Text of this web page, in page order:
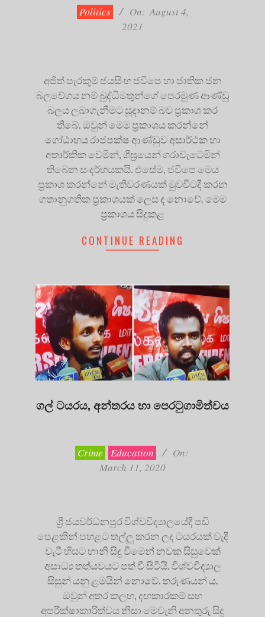
Politics On: August 4,
2021
අජිත් පැරකුම් ජයසිංහ ජවිපෙ හා ජාතික ජන
බලවේගය නම් බුද්ධිමතුන්ගේ පෙරමුණ ආණ්ඩු
බලය ලබාගැනීමට සූදානම් බව ප්‍රකාශ කර
තිබේ. ඔවුන් මෙම ප්‍රකාශය කරන්නේ
ගෝඨාභය රාජපක්ෂ ආණ්ඩුව අසාර්ථක හා
අතාර්කික වෙමින්, ශීඝ්‍රයෙන් ගරාවැටෙමින්
තිබෙන සංදර්භයකයි. එසේම, ජවිපෙ මෙය
ප්‍රකාශ කරන්නේ මැතිවරණයක් මුවවිටදී කරන
ගතානුගතික ප්‍රකාශයක් ලෙස ද නොවේ. මෙම
ප්‍රකාශය සිදුකළ
CONTINUE READING
ගල් ටයරය, අන්තරය හා පෙරටුගාමිත්වය
Crime Education
On:
March 11, 2020
ශ්‍රී ජයවර්ධනපුර විශ්වවිද්‍යාලයේදී පඩි
පෙළකින් පහළට තල්ලු කරන ලද ටයරයක් වැදී
වැටී හිසට හානි සිදු වීමෙන් නවක සිසුවෙක්
අසාධ්‍ය තත්යවයට පත් වී සිටියි. විශ්වවිද්‍යාල
සිසුන් යනු ළමයින් නොවේ. තරුණයන් ය.
ඔවුන් අතර කලහ, දඟකාරකම් සහ
අපරීක්ෂාකාරිත්වය නිසා මෙවැනි අනතුරු සිදු